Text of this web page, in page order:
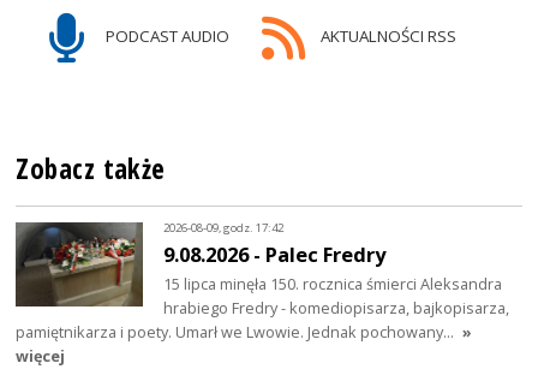
PODCAST AUDIO AKTUALNOŚCI RSS
Zobacz także
2026-08-09, godz. 17:42
9.08.2026 - Palec Fredry
15 lipca minęła 150. rocznica śmierci Aleksandra
hrabiego Fredry - komediopisarza, bajkopisarza,
pamiętnikarza i poety. Umarł we Lwowie. Jednak pochowany… »
więcej